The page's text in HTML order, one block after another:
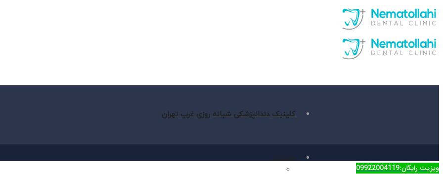
کلینیک دندانپزشکی شبانه روزی غرب تهران
ویزیت رایگان:09922004119